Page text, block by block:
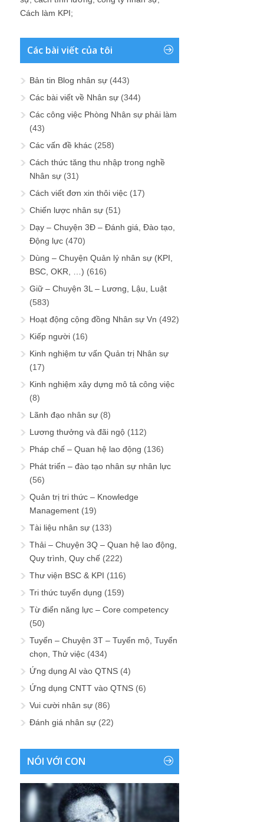
Cách làm KPI;
Các bài viết của tôi
Bản tin Blog nhân sự (443)
Các bài viết về Nhân sự (344)
Các công việc Phòng Nhân sự phải làm
(43)
Các vấn đề khác (258)
Cách thức tăng thu nhập trong nghề
Nhân sự (31)
Cách viết đơn xin thôi việc (17)
Chiến lược nhân sự (51)
Dạy – Chuyện 3Đ – Đánh giá, Đào tạo,
Động lực (470)
Dùng – Chuyện Quản lý nhân sự (KPI,
BSC, OKR, …) (616)
Giữ – Chuyện 3L – Lương, Lậu, Luật
(583)
Hoạt động cộng đồng Nhân sự Vn (492)
Kiếp người (16)
Kinh nghiệm tư vấn Quản trị Nhân sự
(17)
Kinh nghiệm xây dựng mô tả công việc
(8)
Lãnh đạo nhân sự (8)
Lương thưởng và đãi ngộ (112)
Pháp chế – Quan hệ lao động (136)
Phát triển – đào tạo nhân sự nhân lực
(56)
Quản trị tri thức – Knowledge
Management (19)
Tài liệu nhân sự (133)
Thải – Chuyện 3Q – Quan hệ lao động,
Quy trình, Quy chế (222)
Thư viện BSC & KPI (116)
Tri thức tuyển dụng (159)
Từ điển năng lực – Core competency
(50)
Tuyển – Chuyện 3T – Tuyển mộ, Tuyển
chọn, Thử việc (434)
Ứng dụng AI vào QTNS (4)
Ứng dụng CNTT vào QTNS (6)
Vui cười nhân sự (86)
Đánh giá nhân sự (22)
NÓI VỚI CON